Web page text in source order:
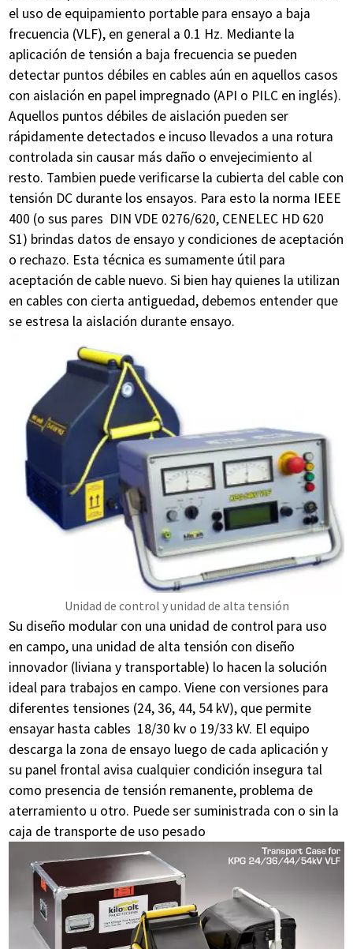
el uso de equipamiento portable para ensayo a baja
frecuencia (VLF), en general a 0.1 Hz. Mediante la
aplicación de tensión a baja frecuencia se pueden
detectar puntos débiles en cables aún en aquellos casos
con aislación en papel impregnado (API o PILC en inglés).
Aquellos puntos débiles de aislación pueden ser
rápidamente detectados e incuso llevados a una rotura
controlada sin causar más daño o envejecimiento al
resto. Tambien puede verificarse la cubierta del cable con
tensión DC durante los ensayos. Para esto la norma IEEE
400 (o sus pares DIN VDE 0276/620, CENELEC HD 620
S1) brindas datos de ensayo y condiciones de aceptación
o rechazo. Esta técnica es sumamente útil para
aceptación de cable nuevo. Si bien hay quienes la utilizan
en cables con cierta antiguedad, debemos entender que
se estresa la aislación durante ensayo.
Unidad de control y unidad de alta tensión
Su diseño modular con una unidad de control para uso
en campo, una unidad de alta tensión con diseño
innovador (liviana y transportable) lo hacen la solución
ideal para trabajos en campo. Viene con versiones para
diferentes tensiones (24, 36, 44, 54 kV), que permite
ensayar hasta cables 18/30 kv o 19/33 kV. El equipo
descarga la zona de ensayo luego de cada aplicación y
su panel frontal avisa cualquier condición insegura tal
como presencia de tensión remanente, problema de
aterramiento u otro. Puede ser suministrada con o sin la
caja de transporte de uso pesado